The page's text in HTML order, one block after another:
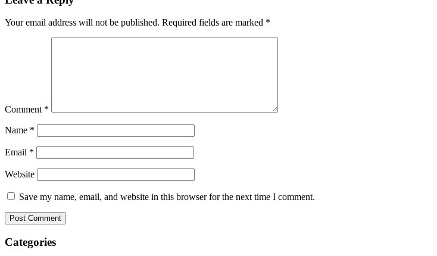
Your email address will not be published. Required fields are marked *
Comment *
Name *
Email *
Website
Save my name, email, and website in this browser for the next time I comment.
Categories